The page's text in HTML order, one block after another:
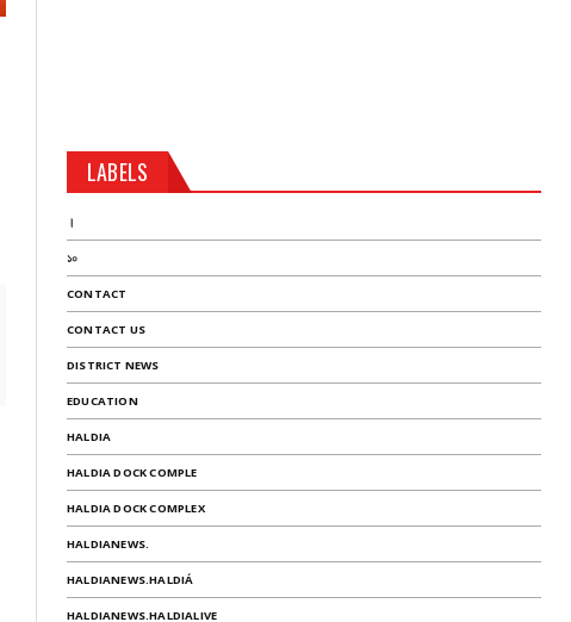
LABELS
।
১০
CONTACT
CONTACT US
DISTRICT NEWS
EDUCATION
HALDIA
HALDIA DOCK COMPLE
HALDIA DOCK COMPLEX
HALDIANEWS.
HALDIANEWS.HALDIÁ
HALDIANEWS.HALDIALIVE